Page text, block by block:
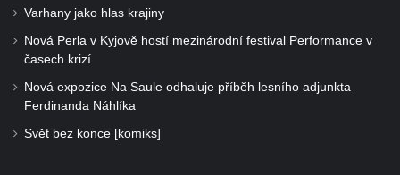
Varhany jako hlas krajiny
Nová Perla v Kyjově hostí mezinárodní festival Performance v
časech krizí
Nová expozice Na Saule odhaluje příběh lesního adjunkta
Ferdinanda Náhlíka
Svět bez konce [komiks]